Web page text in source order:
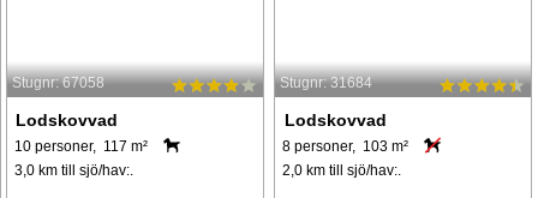
Stugnr: 67058
Lodskovvad
10 personer, 117 m²
3,0 km till sjö/hav:.
Stugnr: 31684
Lodskovvad
8 personer, 103 m²
2,0 km till sjö/hav:.